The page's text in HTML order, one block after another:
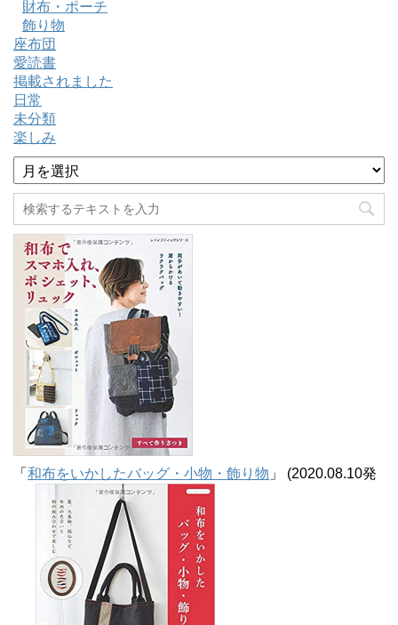
財布・ポーチ
飾り物
座布団
愛読書
掲載されました
日常
未分類
楽しみ
ア
ー
カ
イ
ブ
「 和布をいかしたバッグ・小物・飾り物 」 (2020.08.10発